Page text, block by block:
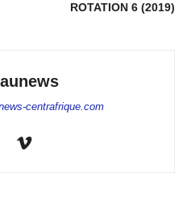
ROTATION 6 (2019)
centrafrique.com